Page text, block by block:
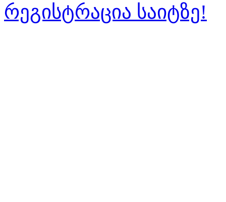
რეგისტრაცია საიტზე!